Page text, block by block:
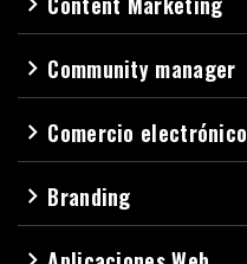
navigate_next Community manager
navigate_next Comercio electrónico
navigate_next Branding